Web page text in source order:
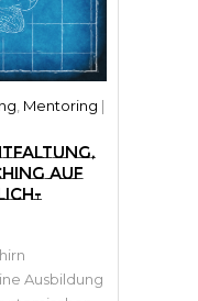
Mentoring |
AUF
Ausbildung